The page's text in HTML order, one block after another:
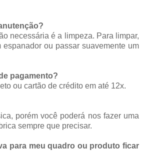
necessária é a limpeza. Para limpar,
espanador ou passar suavemente um
pagamento?
ou cartão de crédito em até 12x.
porém você poderá nos fazer uma
sempre que precisar.
para meu quadro ou produto ficar